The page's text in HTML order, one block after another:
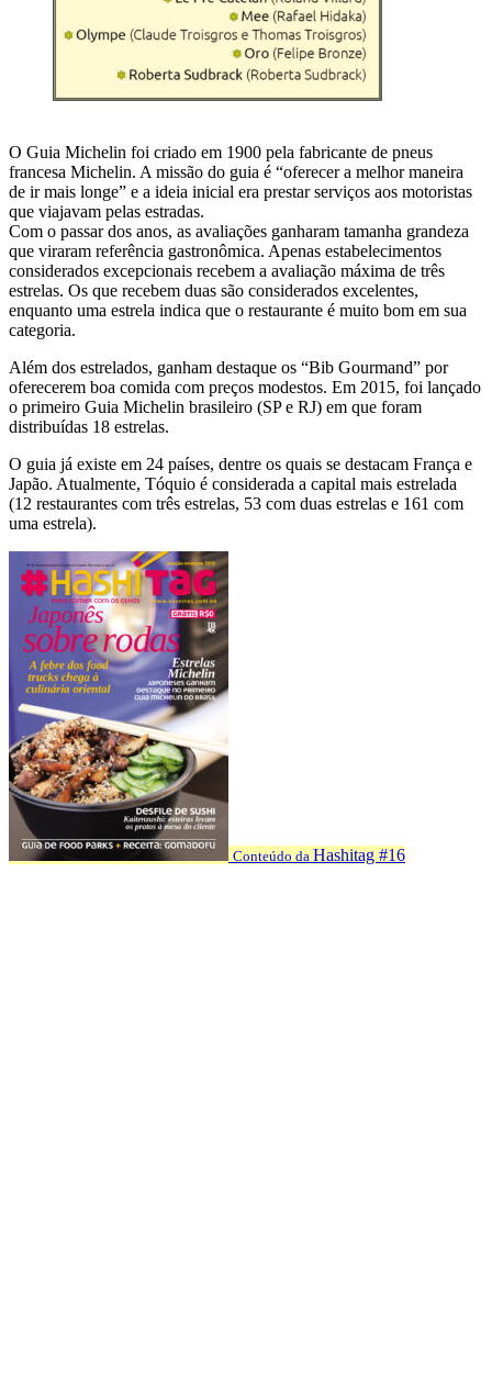
O Guia Michelin foi criado em 1900 pela fabricante de pneus
francesa Michelin. A missão do guia é “oferecer a melhor maneira
de ir mais longe” e a ideia inicial era prestar serviços aos motoristas
que viajavam pelas estradas.
Com o passar dos anos, as avaliações ganharam tamanha grandeza
que viraram referência gastronômica. Apenas estabelecimentos
considerados excepcionais recebem a avaliação máxima de três
estrelas. Os que recebem duas são considerados excelentes,
enquanto uma estrela indica que o restaurante é muito bom em sua
categoria.
Além dos estrelados, ganham destaque os “Bib Gourmand” por
oferecerem boa comida com preços modestos. Em 2015, foi lançado
o primeiro Guia Michelin brasileiro (SP e RJ) em que foram
distribuídas 18 estrelas.
O guia já existe em 24 países, dentre os quais se destacam França e
Japão. Atualmente, Tóquio é considerada a capital mais estrelada
(12 restaurantes com três estrelas, 53 com duas estrelas e 161 com
uma estrela).
Conteúdo da Hashitag #16